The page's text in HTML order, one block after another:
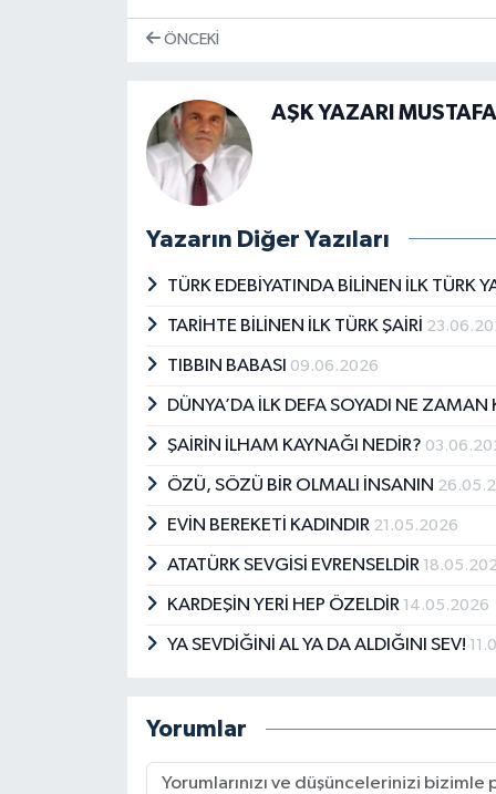
ÖNCEKI
AŞK YAZARI
Yazarın Diğer Yazıları
TÜRK EDEBİYATINDA BİLİNEN İLK TÜRK
TARİHTE BİLİNEN İLK TÜRK ŞAİRİ
TIBBIN BABASI 09.06.2026
DÜNYA’DA İLK DEFA SOYADI NE
ŞAİRİN İLHAM KAYNAĞI NEDİR?
ÖZÜ, SÖZÜ BİR OLMALI İNSANIN
EVİN BEREKETİ KADINDIR 21.05.2026
ATATÜRK SEVGİSİ EVRENSELDİR
KARDEŞİN YERİ HEP ÖZELDİR 14.05.2026
YA SEVDİĞİNİ AL YA DA ALDIĞINI SEV!
Yorumlar